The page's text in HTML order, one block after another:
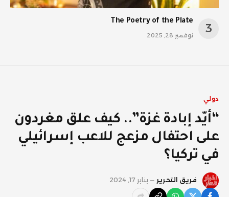
The Poetry of the Plate
نوفمبر 28, 2025
دولي
“أيّد إبادة غزة”.. كيف علق مغردون
على احتفال مزعج للاعب إسرائيلي
في تركيا؟
فريق التحرير يناير 17, 2024